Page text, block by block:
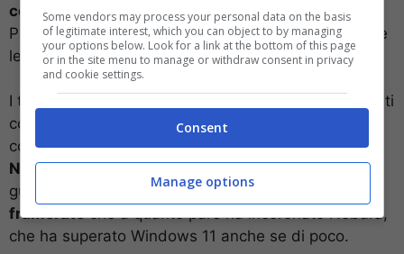
console portatile di Valveadesso che è arrivato
Proton e la sua compatibilità che allarga ovviamente
le opzioni.
I test, come spiegato dai colleghi tedeschi, sono stati
condotti con Windows 11 che è stato messo a
confronto con tre distro di Linux:Arch Linux, POP e
Nobara. I test sono stati condotti andando a
guardare alcune caratteristiche. Per esempio il
framerateche a quanto pare ha incoronato Nobara,
che ha superato Windows 11 anche se di poco.
Some vendors may process your personal data on the basis
of legitimate interest, which you can object to by managing
your options below. Look for a link at the bottom of this page
or in the site menu to manage or withdraw consent in privacy
and cookie settings.
Consent
Manage options